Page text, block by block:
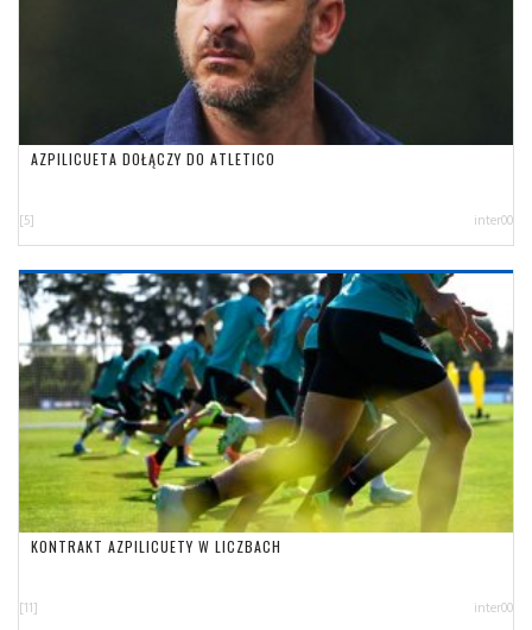
AZPILICUETA DOŁĄCZY DO ATLETICO
[5] inter00
KONTRAKT AZPILICUETY W LICZBACH
[11] inter00